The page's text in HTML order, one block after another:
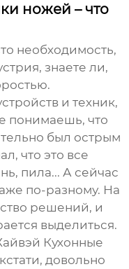
ножей – что
необходимость,
знаете ли,
и техник,
понимаешь, что
был острым
что это все
пила... А сейчас
по-разному. На
решений, и
выделиться.
Кухонные
довольно